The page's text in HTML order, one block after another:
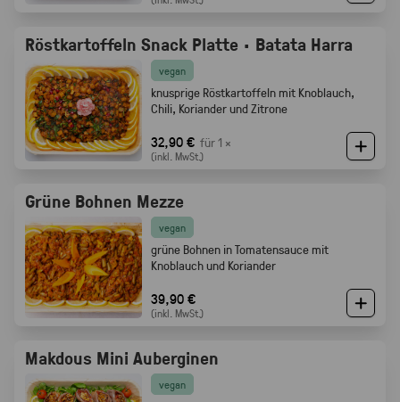
Röstkartoffeln Snack Platte · Batata Harra
vegan
knusprige Röstkartoffeln mit Knoblauch,
Chili, Koriander und Zitrone
32,90 € für 1 ×
(inkl. MwSt.)
Grüne Bohnen Mezze
vegan
grüne Bohnen in Tomatensauce mit
Knoblauch und Koriander
39,90 €
(inkl. MwSt.)
Makdous Mini Auberginen
vegan